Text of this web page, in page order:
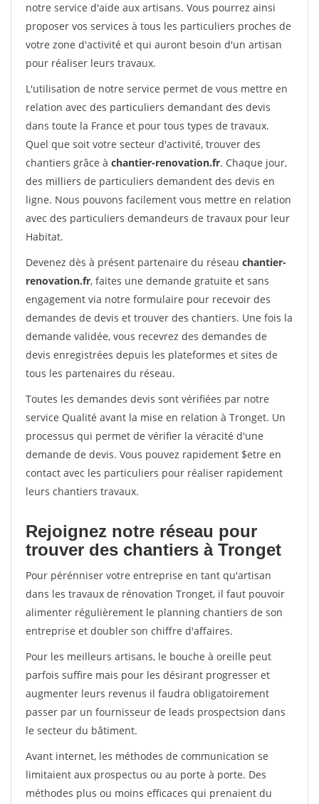
notre service d'aide aux artisans. Vous pourrez ainsi
proposer vos services à tous les particuliers proches de
votre zone d'activité et qui auront besoin d'un artisan
pour réaliser leurs travaux.
L'utilisation de notre service permet de vous mettre en
relation avec des particuliers demandant des devis
dans toute la France et pour tous types de travaux.
Quel que soit votre secteur d'activité, trouver des
chantiers grâce à chantier-renovation.fr. Chaque jour,
des milliers de particuliers demandent des devis en
ligne. Nous pouvons facilement vous mettre en relation
avec des particuliers demandeurs de travaux pour leur
Habitat.
Devenez dès à présent partenaire du réseau chantier-
renovation.fr, faites une demande gratuite et sans
engagement via notre formulaire pour recevoir des
demandes de devis et trouver des chantiers. Une fois la
demande validée, vous recevrez des demandes de
devis enregistrées depuis les plateformes et sites de
tous les partenaires du réseau.
Toutes les demandes devis sont vérifiées par notre
service Qualité avant la mise en relation à Tronget. Un
processus qui permet de vérifier la véracité d'une
demande de devis. Vous pouvez rapidement $etre en
contact avec les particuliers pour réaliser rapidement
leurs chantiers travaux.
Rejoignez notre réseau pour
trouver des chantiers à Tronget
Pour pérénniser votre entreprise en tant qu'artisan
dans les travaux de rénovation Tronget, il faut pouvoir
alimenter régulièrement le planning chantiers de son
entreprise et doubler son chiffre d'affaires.
Pour les meilleurs artisans, le bouche à oreille peut
parfois suffire mais pour les désirant progresser et
augmenter leurs revenus il faudra obligatoirement
passer par un fournisseur de leads prospectsion dans
le secteur du bâtiment.
Avant internet, les méthodes de communication se
limitaient aux prospectus ou au porte à porte. Des
méthodes plus ou moins efficaces qui prenaient du